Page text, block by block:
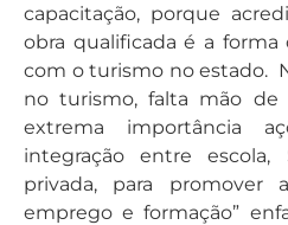
capacitação, porque
obra qualificada é a
com o turismo no estado.
no turismo, falta mão de
extrema importância
integração entre escola,
privada, para promover
emprego e formação”